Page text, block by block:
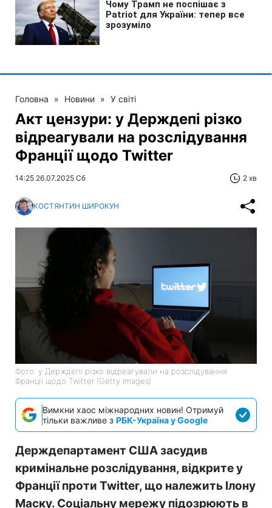
Головна » Новини » У світі
Акт цензури: у Держдепі різко
відреагували на розслідування
Франції щодо Twitter
14:25 26.07.2025 Сб 2 хв
КОСТЯНТИН ШИРОКУН
Фото: у Держдепі різко відреагували на розслідування
Франції щодо Twitter (Getty Images)
Вимкни хаос міжнародних новин! Отримуй
тільки важливе з РБК-Україна у Google
Держдепартамент США засудив
кримінальне розслідування, відкрите у
Франції проти Twitter, що належить Ілону
Маску. Соціальну мережу підозрюють в